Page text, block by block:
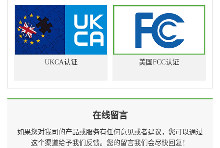
UKCA认证 美国FCC认证
在线留言
如果您对我司的产品或服务有任何意见或者建议，您可以通过
这个渠道给予我们反馈。您的留言我们会尽快回复！